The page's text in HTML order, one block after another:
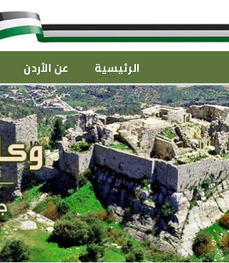
الرئيسية عن الأردن